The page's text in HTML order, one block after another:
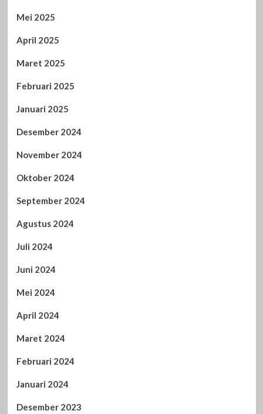
Mei 2025
April 2025
Maret 2025
Februari 2025
Januari 2025
Desember 2024
November 2024
Oktober 2024
September 2024
Agustus 2024
Juli 2024
Juni 2024
Mei 2024
April 2024
Maret 2024
Februari 2024
Januari 2024
Desember 2023